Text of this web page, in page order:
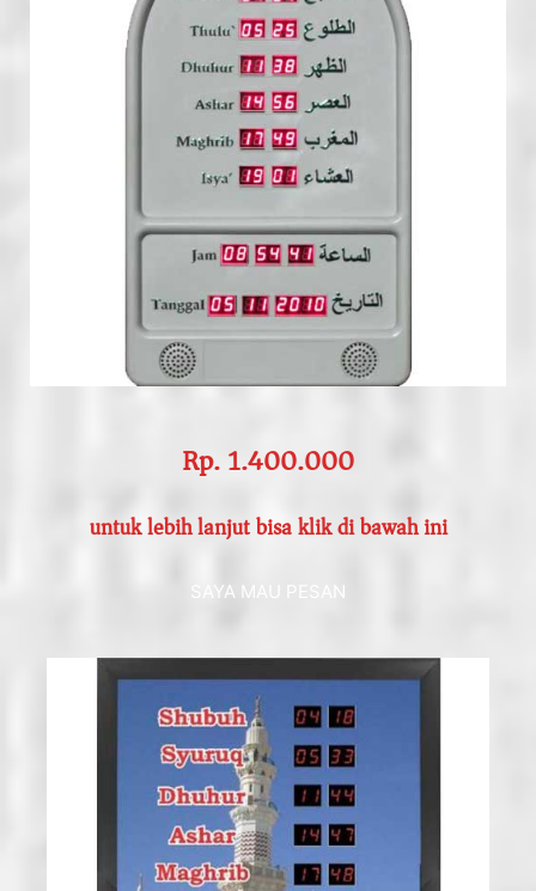
Rp. 1.400.000
untuk lebih lanjut bisa klik di bawah ini
SAYA MAU PESAN